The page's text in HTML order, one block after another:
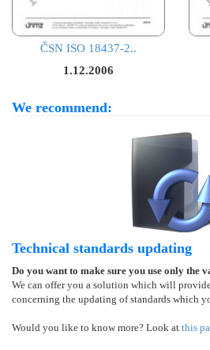
ČSN ISO 18437-2..
1.12.2006
We recommend:
Technical standards updating
Do you want to make sure you use only the
We can offer you a solution which will
concerning the updating of standards which
Would you like to know more? Look at this